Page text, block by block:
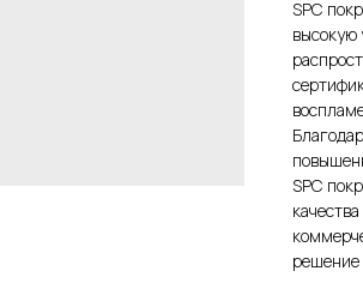
SPC
высокую
SPC
решение